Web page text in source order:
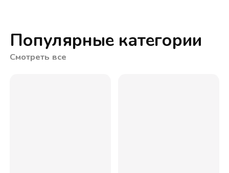
Популярные категории
Смотреть все